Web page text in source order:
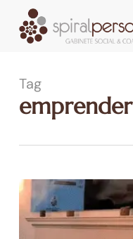
main
Tag
emprender
Spiral
Personal
&